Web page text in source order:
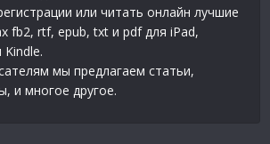
или читать онлайн лучшие
fb2, rtf, epub, txt и pdf для iPad,
мы предлагаем статьи,
и многое другое.